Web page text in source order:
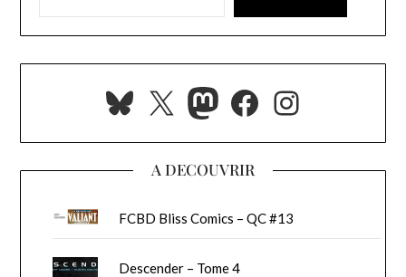
Bluesky
X Mastodon
Facebook
A DECOUVRIR
FCBD Bliss Comics – QC #13
Descender – Tome 4